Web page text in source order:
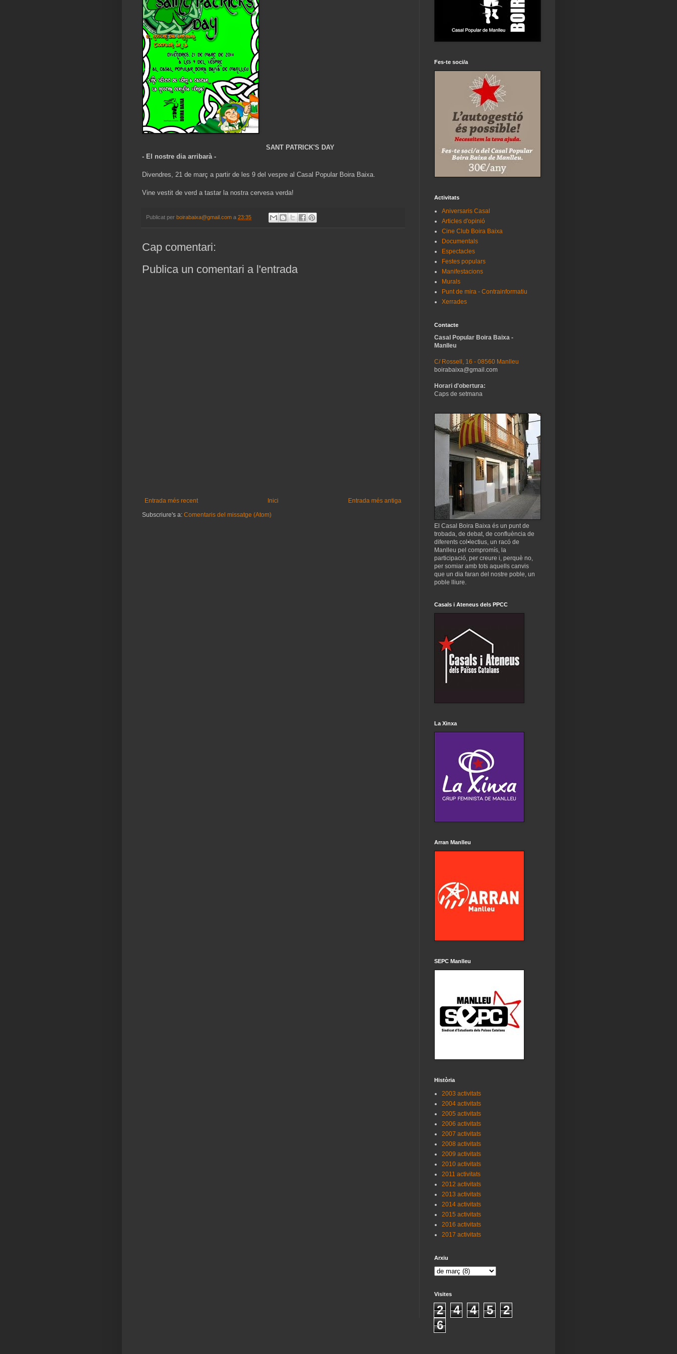
SANT PATRICK'S DAY
- El nostre dia arribarà -
Divendres, 21 de març a partir de les 9 del vespre al Casal Popular Boira Baixa.
Vine vestit de verd a tastar la nostra cervesa verda!
Publicat per boirabaixa@gmail.com a 23:35
Cap comentari:
Publica un comentari a l'entrada
Entrada més recent Entrada més antiga
Inici
Subscriure's a: Comentaris del missatge (Atom)
Fes-te soci/a
Activitats
Aniversaris Casal
Articles d'opinió
Cine Club Boira Baixa
Documentals
Espectacles
Festes populars
Manifestacions
Murals
Punt de mira - Contrainformatiu
Xerrades
Contacte
Casal Popular Boira Baixa -
Manlleu
C/ Rossell, 16 - 08560 Manlleu
boirabaixa@gmail.com
Horari d'obertura:
Caps de setmana
El Casal Boira Baixa és un punt de
trobada, de debat, de confluència de
diferents col•lectius, un racó de
Manlleu pel compromís, la
participació, per creure i, perquè no,
per somiar amb tots aquells canvis
que un dia faran del nostre poble, un
poble lliure.
Casals i Ateneus dels PPCC
La Xinxa
Arran Manlleu
SEPC Manlleu
Història
2003 activitats
2004 activitats
2005 activitats
2006 activitats
2007 activitats
2008 activitats
2009 activitats
2010 activitats
2011 activitats
2012 activitats
2013 activitats
2014 activitats
2015 activitats
2016 activitats
2017 activitats
Arxiu
Visites
2 4 4 5
2
6